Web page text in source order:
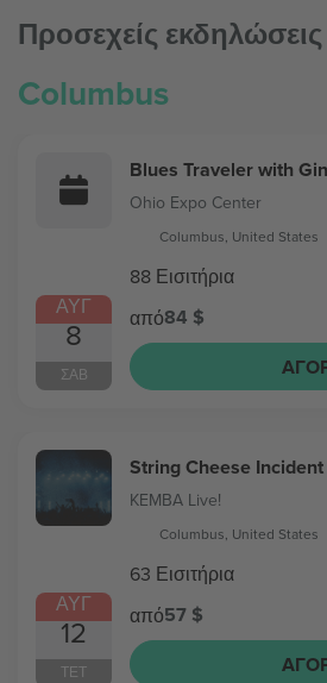
Προσεχείς
Columbus
ΑΥΓ
8
ΣΆΒ
Blues Traveler with
Ohio Expo Center
Columbus, United States
88 Εισιτήρια
από84 $
ΑΥΓ
12
ΤΕΤ
String Cheese Incident
KEMBA Live!
Columbus, United States
63 Εισιτήρια
από57 $